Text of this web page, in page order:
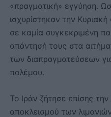
«πραγματική» εγγύηση.
ισχυρίστηκαν την Κυριακή
σε καμία συγκεκριμένη
απάντησή τους στα
των διαπραγματεύσεων
πολέμου.
Το Ιράν ζήτησε επίσης
αποκλεισμού των